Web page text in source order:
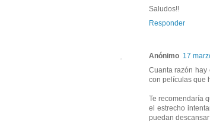
Saludos!!
Responder
Anónimo 17
Cuanta razón
con películas que
Te recomendaría
el estrecho
puedan